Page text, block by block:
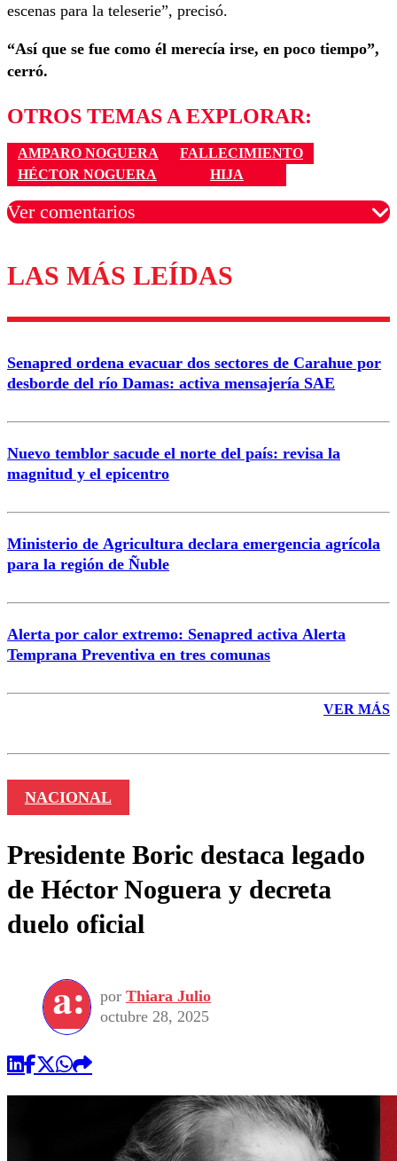
escenas para la teleserie”, precisó.
“Así que se fue como él merecía irse, en poco tiempo”,
cerró.
OTROS TEMAS A EXPLORAR:
AMPARO NOGUERA
FALLECIMIENTO
HÉCTOR NOGUERA
HIJA
Ver comentarios
Los comentarios son moderados para garantizar un
diálogo respetuoso.
Nombre
Correo
LAS MÁS LEÍDAS
Senapred ordena evacuar dos sectores de Carahue por
desborde del río Damas: activa mensajería SAE
Nuevo temblor sacude el norte del país: revisa la
magnitud y el epicentro
Ministerio de Agricultura declara emergencia agrícola
para la región de Ñuble
Alerta por calor extremo: Senapred activa Alerta
Temprana Preventiva en tres comunas
VER MÁS
NACIONAL
Presidente Boric destaca legado
de Héctor Noguera y decreta
duelo oficial
por Thiara Julio
octubre 28, 2025